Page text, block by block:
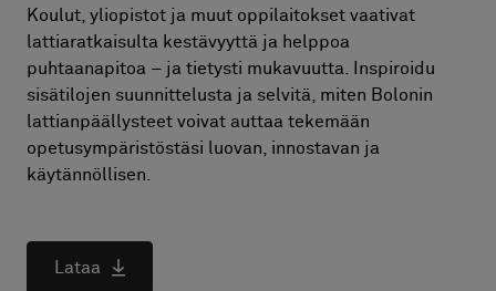
Yhteistyötä suunnittelijoiden kanssa
Stories
Tietoa meistä
Valitse maa
Koulut, yliopistot ja muut oppilaitokset vaativat
lattiaratkaisulta kestävyyttä ja helppoa
puhtaanapitoa – ja tietysti mukavuutta. Inspiroidu
sisätilojen suunnittelusta ja selvitä, miten Bolonin
lattianpäällysteet voivat auttaa tekemään
opetusympäristöstäsi luovan, innostavan ja
käytännöllisen.
Lataa